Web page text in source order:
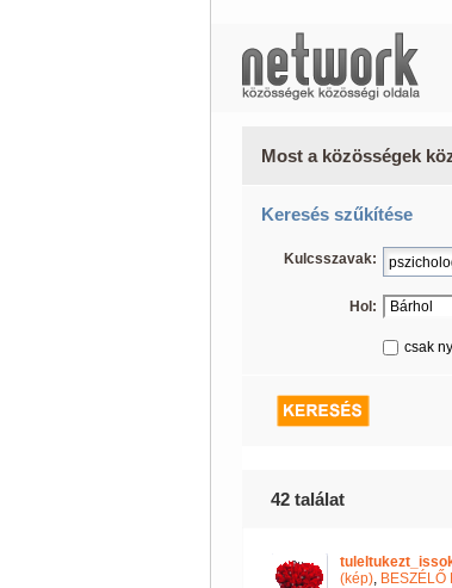
Most a közösségek
Keresés szűkítése
Kulcsszavak:
Hol:
csak
42 találat
(kép), BESZÉLŐ